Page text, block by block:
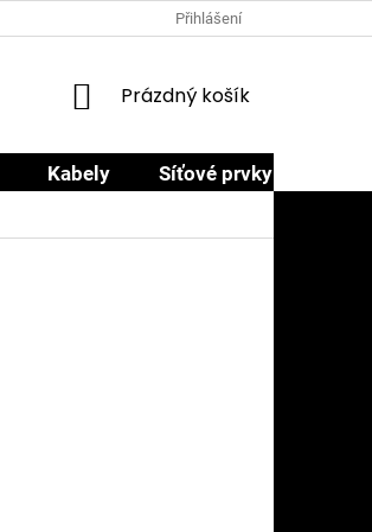
OBCHODNÍ PODMÍNKY
Přihlášení
NÁKUPNÍ
Prázdný košík
Kabely Síťové prvky